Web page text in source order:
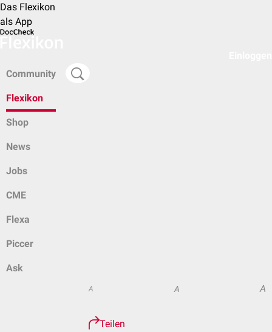
Das Flexikon
als App
Community
Flexikon
Shop
News
Jobs
CME
Flexa
Piccer
Ask
A A A
Teilen